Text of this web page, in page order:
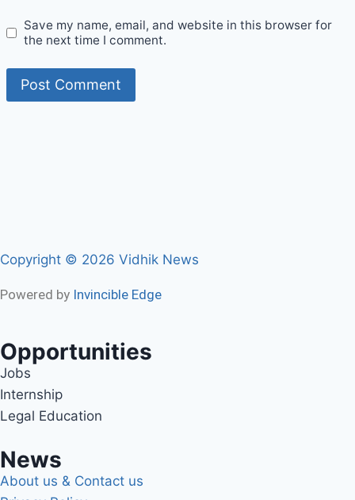
Save my name, email, and website in this browser for
the next time I comment.
Copyright © 2026 Vidhik News
Powered by Invincible Edge
Opportunities
Jobs
Internship
Legal Education
News
About us & Contact us